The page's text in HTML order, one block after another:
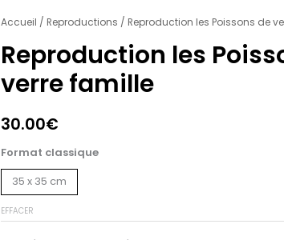
Accueil / Reproductions / Reproduction les Poissons de
Reproduction les
verre famille
30.00€
Format classique
35 x 35 cm
EFFACER
quantité
Reproduction
les
de
famille